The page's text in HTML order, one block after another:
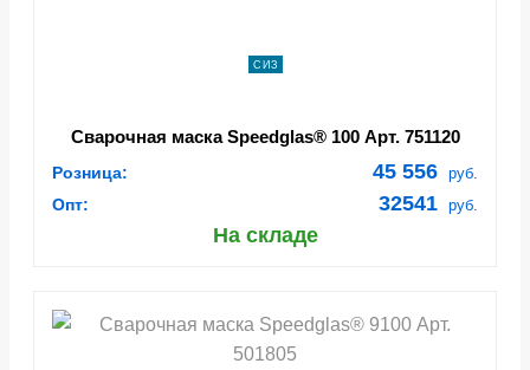
СИЗ
Сварочная маска Speedglas® 100 Арт. 751120
Розница: 45 556 руб.
Опт: 32541 руб.
На складе